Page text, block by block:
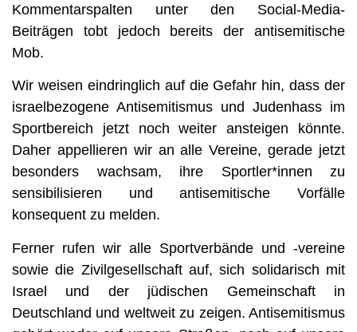
Kommentarspalten unter den Social-Media-
Beiträgen tobt jedoch bereits der antisemitische
Mob.
Wir weisen eindringlich auf die Gefahr hin, dass der
israelbezogene Antisemitismus und Judenhass im
Sportbereich jetzt noch weiter ansteigen könnte.
Daher appellieren wir an alle Vereine, gerade jetzt
besonders wachsam, ihre Sportler*innen zu
sensibilisieren und antisemitische Vorfälle
konsequent zu melden.
Ferner rufen wir alle Sportverbände und -vereine
sowie die Zivilgesellschaft auf, sich solidarisch mit
Israel und der jüdischen Gemeinschaft in
Deutschland und weltweit zu zeigen. Antisemitismus